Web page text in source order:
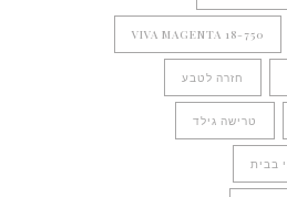
VIVA MAGENTA 18-750
חזרה לטבע
טרישה גילד
בבית